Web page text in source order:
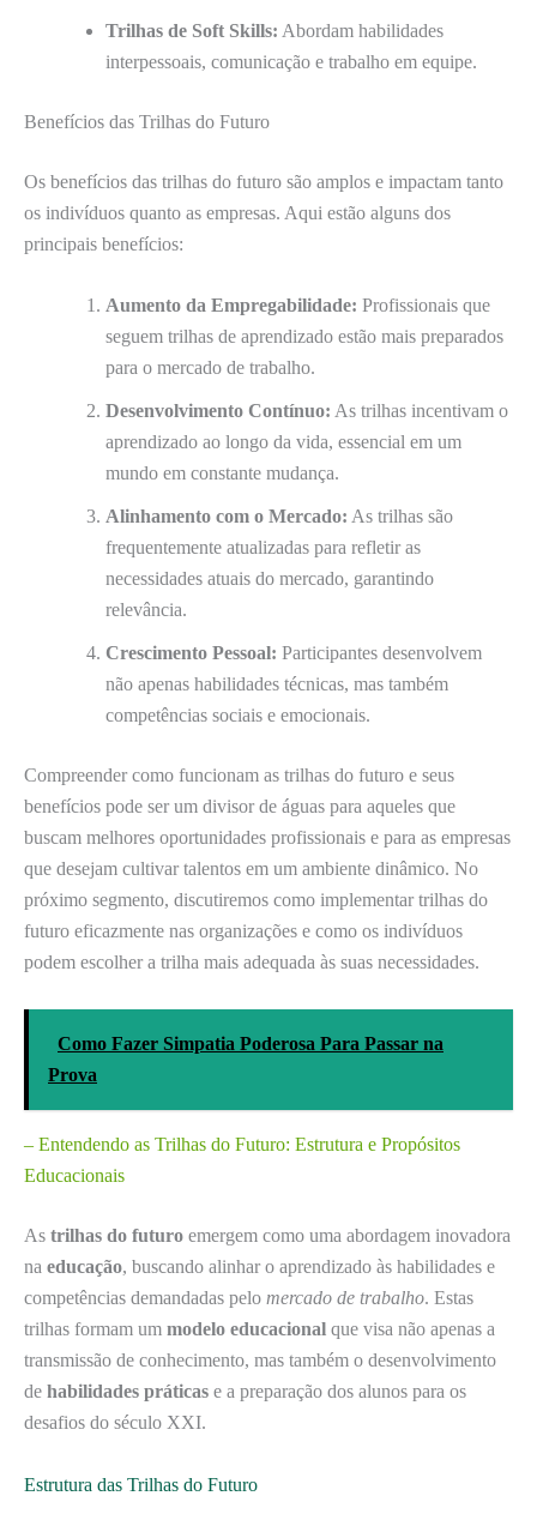
Trilhas de Soft Skills: Abordam habilidades
interpessoais, comunicação e trabalho em equipe.
Benefícios das Trilhas do Futuro
Os benefícios das trilhas do futuro são amplos e impactam tanto
os indivíduos quanto as empresas. Aqui estão alguns dos
principais benefícios:
Aumento da Empregabilidade: Profissionais que
seguem trilhas de aprendizado estão mais preparados
para o mercado de trabalho.
Desenvolvimento Contínuo: As trilhas incentivam o
aprendizado ao longo da vida, essencial em um
mundo em constante mudança.
Alinhamento com o Mercado: As trilhas são
frequentemente atualizadas para refletir as
necessidades atuais do mercado, garantindo
relevância.
Crescimento Pessoal: Participantes desenvolvem
não apenas habilidades técnicas, mas também
competências sociais e emocionais.
Compreender como funcionam as trilhas do futuro e seus
benefícios pode ser um divisor de águas para aqueles que
buscam melhores oportunidades profissionais e para as empresas
que desejam cultivar talentos em um ambiente dinâmico. No
próximo segmento, discutiremos como implementar trilhas do
futuro eficazmente nas organizações e como os indivíduos
podem escolher a trilha mais adequada às suas necessidades.
Como Fazer Simpatia Poderosa Para Passar na
Prova
– Entendendo as Trilhas do Futuro: Estrutura e Propósitos
Educacionais
As trilhas do futuro emergem como uma abordagem inovadora
na educação, buscando alinhar o aprendizado às habilidades e
competências demandadas pelo mercado de trabalho. Estas
trilhas formam um modelo educacional que visa não apenas a
transmissão de conhecimento, mas também o desenvolvimento
de habilidades práticas e a preparação dos alunos para os
desafios do século XXI.
Estrutura das Trilhas do Futuro